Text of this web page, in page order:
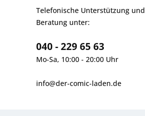
Telefonische Unterstützung und
Beratung unter:
040 - 229 65 63
Mo-Sa, 10:00 - 20:00 Uhr
info@der-comic-laden.de